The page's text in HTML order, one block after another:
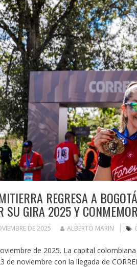
REGRESA A
SU GIRA 2025 Y
DE 2025 ALBERTO MARIN
de 2025. La capital
de noviembre con la llegada de